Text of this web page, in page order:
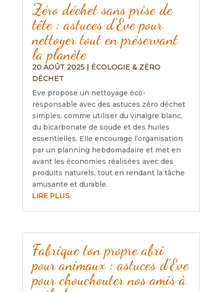
Zéro déchet sans prise de
tête : astuces d’Eve pour
nettoyer tout en préservant
la planète
20 AOÛT 2025
ÉCOLOGIE & ZÉRO
DÉCHET
Eve propose un nettoyage éco-
responsable avec des astuces zéro déchet
simples, comme utiliser du vinaigre blanc,
du bicarbonate de soude et des huiles
essentielles. Elle encourage l’organisation
par un planning hebdomadaire et met en
avant les économies réalisées avec des
produits naturels, tout en rendant la tâche
amusante et durable.
LIRE PLUS
Fabrique ton propre abri
pour animaux : astuces d’Eve
pour chouchouter nos amis à